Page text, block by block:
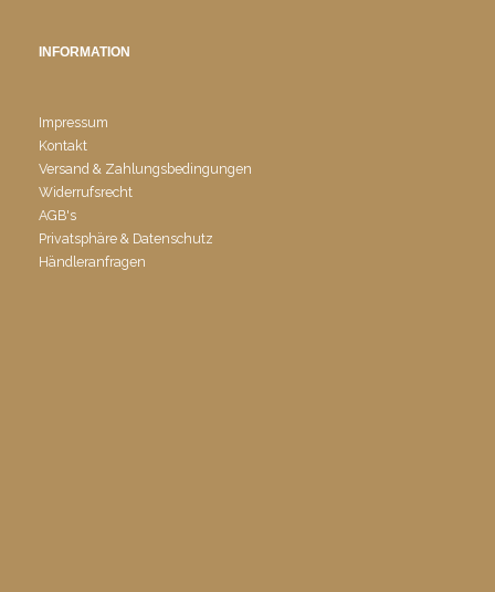
INFORMATION
Impressum
Kontakt
Versand & Zahlungsbedingungen
Widerrufsrecht
AGB's
Privatsphäre & Datenschutz
Händleranfragen